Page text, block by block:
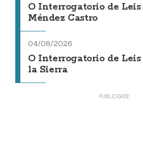
O Interrogatorio de Leis
Méndez Castro
04/08/2026
O Interrogatorio de Leis
la Sierra